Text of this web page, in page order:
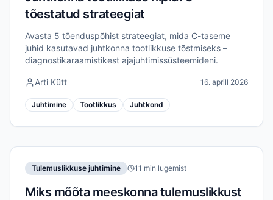
tõestatud strateegiat
Avasta 5 tõenduspõhist strateegiat, mida C-taseme
juhid kasutavad juhtkonna tootlikkuse tõstmiseks –
diagnostikaraamistikest ajajuhtimissüsteemideni.
Arti Kütt 16. aprill 2026
Juhtimine Tootlikkus Juhtkond
Tulemuslikkuse juhtimine 11 min lugemist
Miks mõõta meeskonna tulemuslikkust